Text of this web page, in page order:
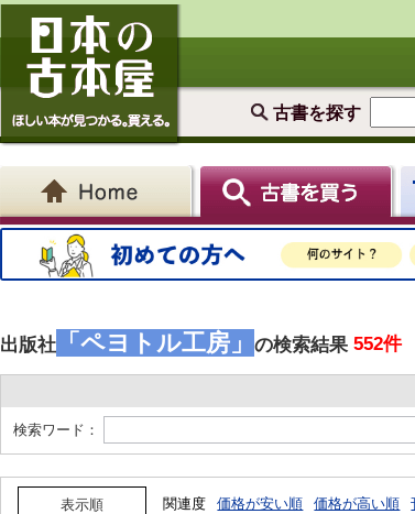
古書を探す
出版社 「ペヨトル工房」 の検索結果 552件
検索ワード：
表示順 関連度 価格が安い順 価格が高い順